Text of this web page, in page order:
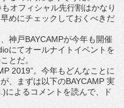
オフィシャル先行割はかなり
めにチェックしておくべきだ
神戸BAYCAMPが今年も開催
にてオールナイトイベントを
とだ。
2019”。今年もどんなことに
、まずは以下のBAYCAMP 実
によるコメントを読んで、ド